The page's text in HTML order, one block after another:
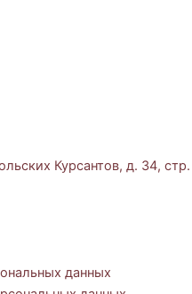
Курсантов, д. 34, стр.
данных